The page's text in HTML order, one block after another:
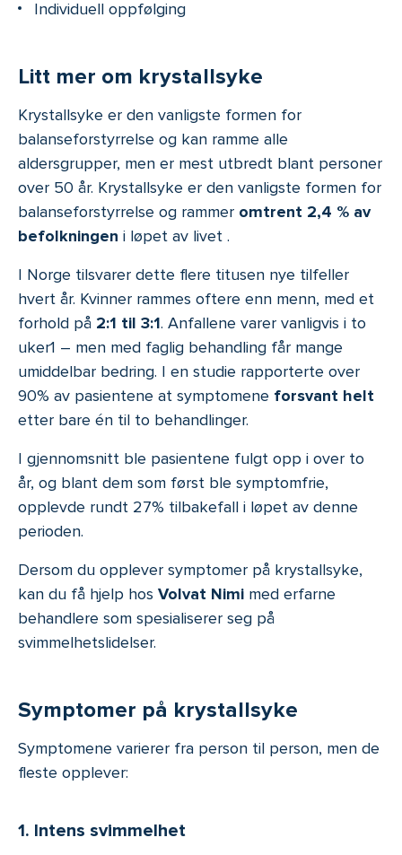
Individuell oppfølging
Litt mer om krystallsyke
Krystallsyke er den vanligste formen for
balanseforstyrrelse og kan ramme alle
aldersgrupper, men er mest utbredt blant personer
over 50 år. Krystallsyke er den vanligste formen for
balanseforstyrrelse og rammer omtrent 2,4 % av
befolkningen i løpet av livet .
I Norge tilsvarer dette flere titusen nye tilfeller
hvert år. Kvinner rammes oftere enn menn, med et
forhold på 2:1 til 3:1. Anfallene varer vanligvis i to
uker1 – men med faglig behandling får mange
umiddelbar bedring. I en studie rapporterte over
90% av pasientene at symptomene forsvant helt
etter bare én til to behandlinger.
I gjennomsnitt ble pasientene fulgt opp i over to
år, og blant dem som først ble symptomfrie,
opplevde rundt 27% tilbakefall i løpet av denne
perioden.
Dersom du opplever symptomer på krystallsyke,
kan du få hjelp hos Volvat Nimi med erfarne
behandlere som spesialiserer seg på
svimmelhetslidelser.
Symptomer på krystallsyke
Symptomene varierer fra person til person, men de
fleste opplever:
1. Intens svimmelhet